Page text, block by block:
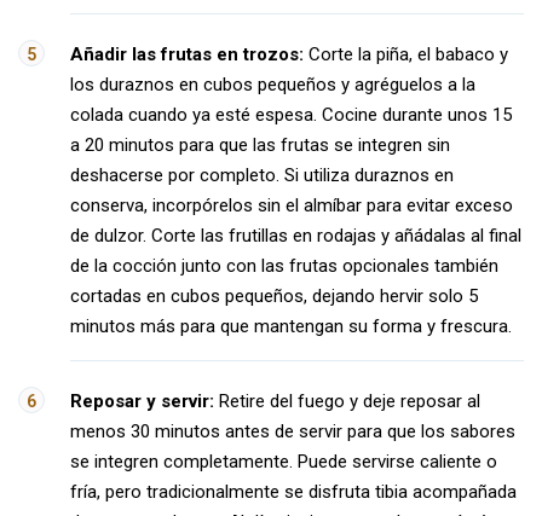
Añadir las frutas en trozos: Corte la piña, el babaco y
los duraznos en cubos pequeños y agréguelos a la
colada cuando ya esté espesa. Cocine durante unos 15
a 20 minutos para que las frutas se integren sin
deshacerse por completo. Si utiliza duraznos en
conserva, incorpórelos sin el almíbar para evitar exceso
de dulzor. Corte las frutillas en rodajas y añádalas al final
de la cocción junto con las frutas opcionales también
cortadas en cubos pequeños, dejando hervir solo 5
minutos más para que mantengan su forma y frescura.
Reposar y servir: Retire del fuego y deje reposar al
menos 30 minutos antes de servir para que los sabores
se integren completamente. Puede servirse caliente o
fría, pero tradicionalmente se disfruta tibia acompañada